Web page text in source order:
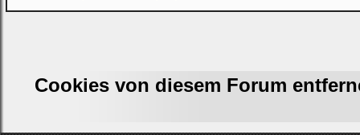
Cookies von diesem Forum